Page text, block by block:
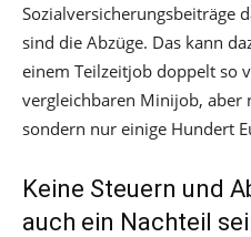
Sozialversicherungsbeiträge
sind die Abzüge. Das kann
einem Teilzeitjob doppelt so
vergleichbaren Minijob, aber
sondern nur einige Hundert
Keine Steuern und
auch ein Nachteil